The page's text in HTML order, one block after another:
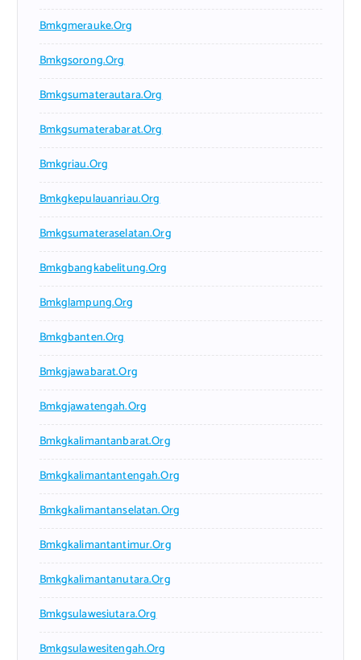
Bmkgmerauke.org
Bmkgsorong.org
Bmkgsumaterautara.org
Bmkgsumaterabarat.org
Bmkgriau.org
Bmkgkepulauanriau.org
Bmkgsumateraselatan.org
Bmkgbangkabelitung.org
Bmkglampung.org
Bmkgbanten.org
Bmkgjawabarat.org
Bmkgjawatengah.org
Bmkgkalimantanbarat.org
Bmkgkalimantantengah.org
Bmkgkalimantanselatan.org
Bmkgkalimantantimur.org
Bmkgkalimantanutara.org
Bmkgsulawesiutara.org
Bmkgsulawesitengah.org